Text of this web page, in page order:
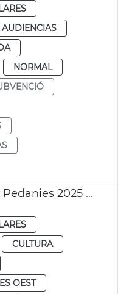
NORMAL
Programa Cultura a las Pedanies 2025 València
CULTURA
OEST